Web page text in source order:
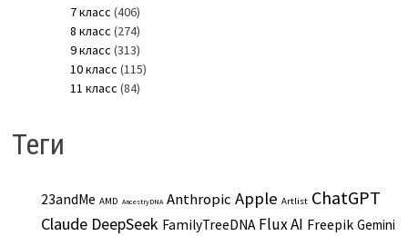
7 класс (406)
8 класс (274)
9 класс (313)
10 класс (115)
11 класс (84)
Теги
23andMe AMD AncestryDNA Anthropic Apple Artlist ChatGPT
Claude DeepSeek FamilyTreeDNA Flux AI Freepik Gemini